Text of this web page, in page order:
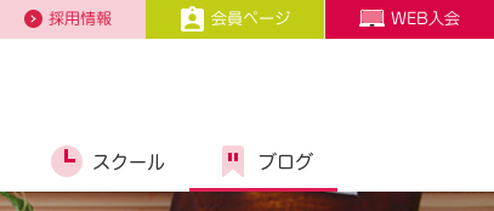
採用情報 会員ページ WEB入会
スクール ブログ